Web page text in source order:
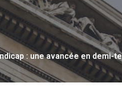
: une avancée en demi-